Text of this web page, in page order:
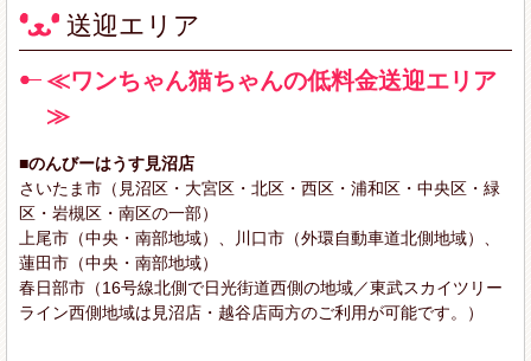
送迎エリア
≪ワンちゃん猫ちゃんの低料金送迎エリア
≫
■のんびーはうす見沼店
さいたま市（見沼区・大宮区・北区・西区・浦和区・中央区・緑
区・岩槻区・南区の一部）
上尾市（中央・南部地域）、川口市（外環自動車道北側地域）、
蓮田市（中央・南部地域）
春日部市（16号線北側で日光街道西側の地域／東武スカイツリー
ライン西側地域は見沼店・越谷店両方のご利用が可能です。）